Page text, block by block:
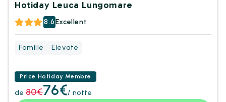
Hotiday Leuca Lungomare
8.6Excellent
Famille Elevate
Price Hotiday Membre
de 80€76€/ notte